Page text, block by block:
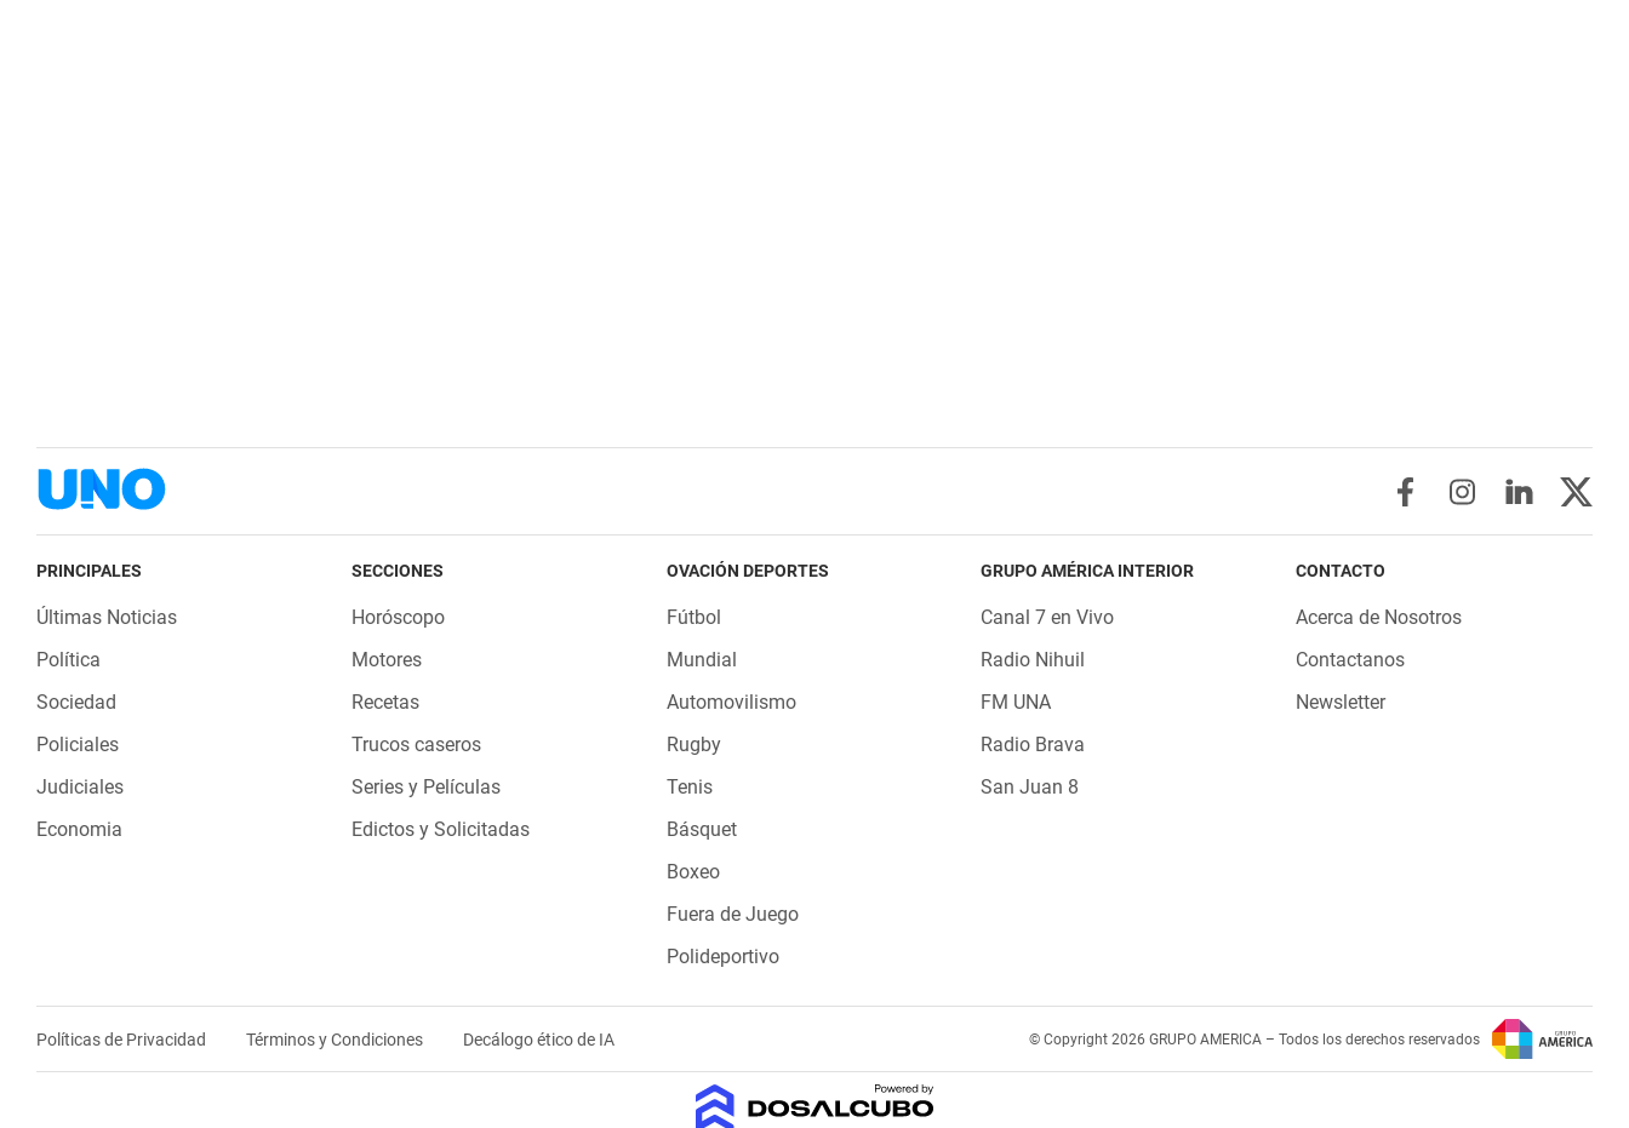
PRINCIPALES
Últimas Noticias
Política
Sociedad
Policiales
Judiciales
Economia
SECCIONES
Horóscopo
Motores
Recetas
Trucos caseros
Series y Películas
Edictos y Solicitadas
OVACIÓN DEPORTES
Fútbol
Mundial
Automovilismo
Rugby
Tenis
Básquet
Boxeo
Fuera de Juego
Polideportivo
GRUPO AMÉRICA INTERIOR
Canal 7 en Vivo
Radio Nihuil
FM UNA
Radio Brava
San Juan 8
CONTACTO
Acerca de Nosotros
Contactanos
Newsletter
Políticas de Privacidad Términos y Condiciones Decálogo ético de IA © Copyright 2026 GRUPO AMERICA – Todos los derechos reservados